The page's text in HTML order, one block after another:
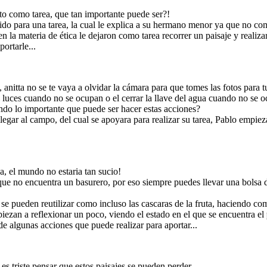
y platican Anitta y Pablo reflexionan y acuerdan realizar estas acciones, para
aportar al planeta que es nuestro hogar.
a reflexionar
paisaje, Pablo cada
medio ambiente y
para aportar...
con mis amigos para
como tarea, que tan importante puede ser?!
para una tarea, la cual le explica a su hermano menor ya que no
la materia de ética le dejaron como tarea recorrer un paisaje y
no se te vaya a olvidar la cámara para que tomes las fotos para
cuando no se ocupan o el cerrar la llave del agua cuando no se
lo importante que puede ser hacer estas acciones?
al campo, del cual se apoyara para realizar su tarea, Pablo
el mundo no estaria tan sucio!
no encuentra un basurero, por eso siempre puedes llevar una
pueden reutilizar como incluso las cascaras de la fruta, haciendo
a reflexionar un poco, viendo el estado en el que se encuentra
algunas acciones que puede realizar para aportar...